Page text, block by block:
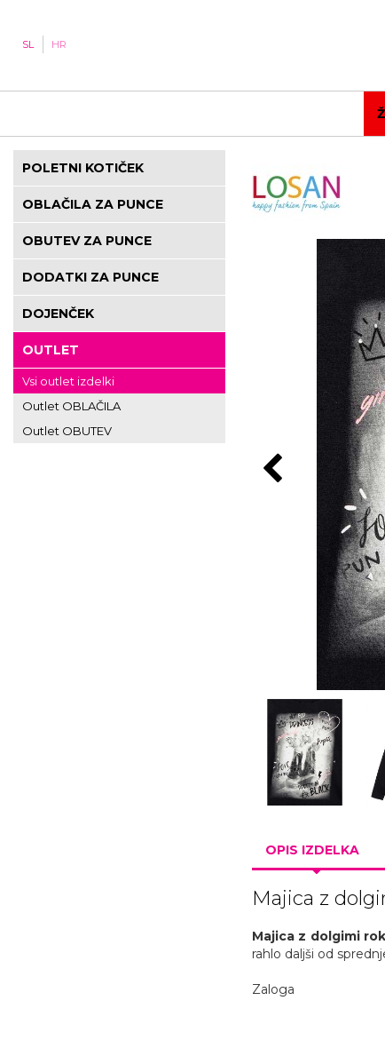
SL HR
POLETNI KOTIČEK
OBLAČILA ZA PUNCE
OBUTEV ZA PUNCE
DODATKI ZA PUNCE
DOJENČEK
OUTLET
Vsi outlet izdelki
Outlet OBLAČILA
Outlet OBUTEV
OPIS IZDELKA
Majica z
Majica z dolgimi
rahlo daljši od
Zaloga